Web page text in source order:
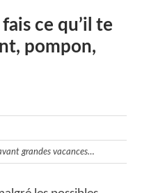
ce qu’il te
pompon,
grandes vacances…